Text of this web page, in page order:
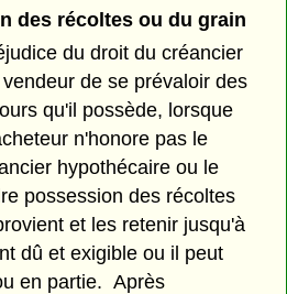
des récoltes ou du grain
du droit du créancier
de se prévaloir des
qu'il possède, lorsque
n'honore pas le
hypothécaire ou le
possession des récoltes
et les retenir jusqu'à
dû et exigible ou il peut
en partie. Après